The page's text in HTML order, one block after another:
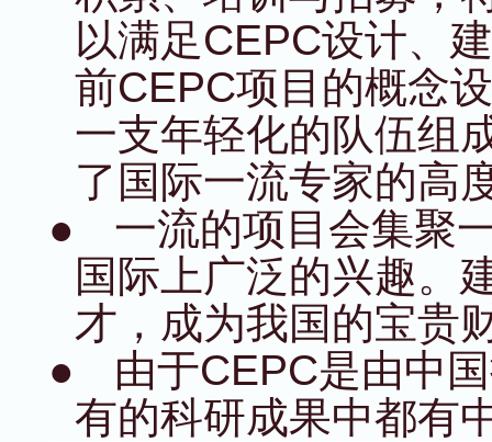
以满足CEPC设计、
前CEPC项目的概念
一支年轻化的队伍组
了国际一流专家的高
●
一流的项目会集聚
国际上广泛的兴趣。
才，成为我国的宝贵
●
由于CEPC是由中
有的科研成果中都有